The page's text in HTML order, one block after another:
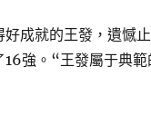
成就的王發，遺憾
強。“王發屬于典